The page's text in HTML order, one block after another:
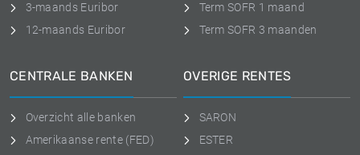
3-maands Euribor
12-maands Euribor
Term SOFR 1 maand
Term SOFR 3 maanden
CENTRALE BANKEN
Overzicht alle banken
Amerikaanse rente (FED)
OVERIGE RENTES
SARON
ESTER